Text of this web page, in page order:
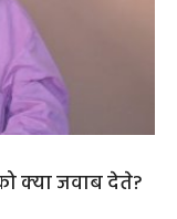
प्लेन क्रैश, दोनों